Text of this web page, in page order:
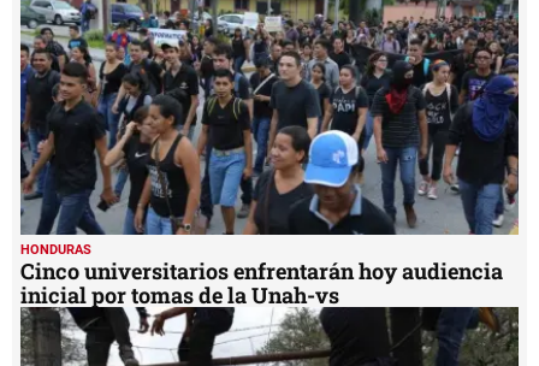
HONDURAS
Cinco universitarios enfrentarán hoy audiencia
inicial por tomas de la Unah-vs